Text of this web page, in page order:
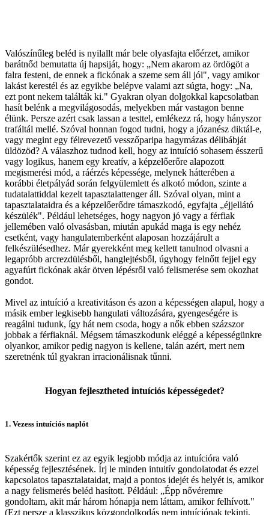
Valószínűleg beléd is nyilallt már bele olyasfajta előérzet, amikor
barátnőd bemutatta új hapsiját, hogy: „Nem akarom az ördögöt a
falra festeni, de ennek a fickónak a szeme sem áll jól", vagy amikor
lakást kerestél és az egyikbe belépve valami azt súgta, hogy: „Na,
ezt pont nekem találták ki." Gyakran olyan dolgokkal kapcsolatban
hasít belénk a megvilágosodás, melyekben már vastagon benne
élünk. Persze azért csak lassan a testtel, emlékezz rá, hogy hányszor
trafáltál mellé. Szóval honnan fogod tudni, hogy a józanész diktál-e,
vagy megint egy félrevezető vesszőparipa hagymázas délibábját
üldözöd? A válaszhoz tudnod kell, hogy az intuíció sohasem ésszerű
vagy logikus, hanem egy kreatív, a képzelőerőre alapozott
megismerési mód, a ráérzés képessége, melynek hátterében a
korábbi életpályád során felgyülemlett és alkotó módon, szinte a
tudatalattiddal kezelt tapasztalattenger áll. Szóval olyan, mint a
tapasztalataidra és a képzelőerődre támaszkodó, egyfajta „éjjellátó
készülék". Például lehetséges, hogy nagyon jó vagy a férfiak
jellemében való olvasásban, miután apukád maga is egy nehéz
esetként, vagy hangulatemberként alaposan hozzájárult a
felkészülésedhez. Már gyerekként meg kellett tanulnod olvasni a
legapróbb arcrezdülésből, hanglejtésből, úgyhogy felnőtt fejjel egy
agyafúrt fickónak akár ötven lépésről való felismerése sem okozhat
gondot.
Mivel az intuíció a kreativitáson és azon a képességen alapul, hogy a
másik ember legkisebb hangulati változására, gyengeségére is
reagálni tudunk, így hát nem csoda, hogy a nők ebben százszor
jobbak a férfiaknál. Mégsem támaszkodunk eléggé a képességünkre
olyankor, amikor pedig nagyon is kellene, talán azért, mert nem
szeretnénk túl gyakran irracionálisnak tűnni.
Hogyan fejlesztheted intuíciós képességedet?
1. Vezess intuíciós naplót
Szakértők szerint ez az egyik legjobb módja az intuícióra való
képesség fejlesztésének. Írj le minden intuitív gondolatodat és ezzel
kapcsolatos tapasztalataidat, majd a pontos idejét és helyét is, amikor
a nagy felismerés beléd hasított. Például: „Épp nővéremre
gondoltam, akit már három hónapja nem láttam, amikor felhívott."
(Ezt persze a klasszikus közgondolkodás nem intuíciónak tekinti,